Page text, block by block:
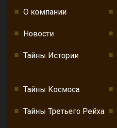
О компании
Новости
Тайны Истории
Тайны Космоса
Тайны Третьего Рейха